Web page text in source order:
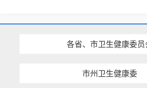
各省、市卫生健康委员
市州卫生健康委